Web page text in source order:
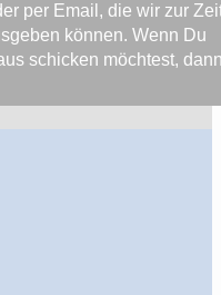
per Email, die wir zur
können. Wenn Du
schicken möchtest,